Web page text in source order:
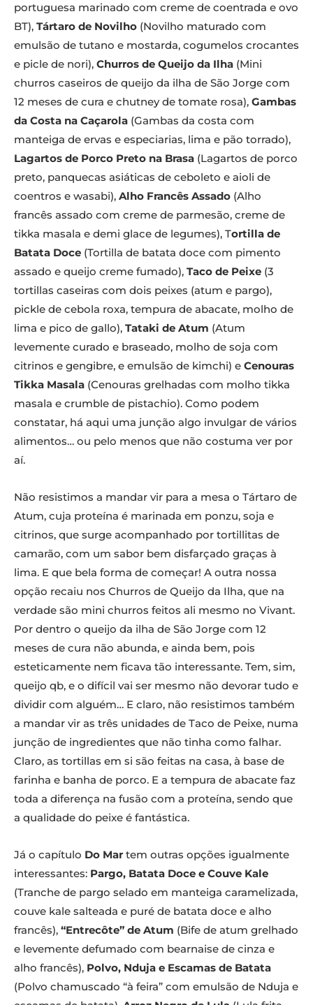
portuguesa marinado com creme de coentrada e ovo
BT), Tártaro de Novilho (Novilho maturado com
emulsão de tutano e mostarda, cogumelos crocantes
e picle de nori), Churros de Queijo da Ilha (Mini
churros caseiros de queijo da ilha de São Jorge com
12 meses de cura e chutney de tomate rosa), Gambas
da Costa na Caçarola (Gambas da costa com
manteiga de ervas e especiarias, lima e pão torrado),
Lagartos de Porco Preto na Brasa (Lagartos de porco
preto, panquecas asiáticas de ceboleto e aioli de
coentros e wasabi), Alho Francês Assado (Alho
francês assado com creme de parmesão, creme de
tikka masala e demi glace de legumes), Tortilla de
Batata Doce (Tortilla de batata doce com pimento
assado e queijo creme fumado), Taco de Peixe (3
tortillas caseiras com dois peixes (atum e pargo),
pickle de cebola roxa, tempura de abacate, molho de
lima e pico de gallo), Tataki de Atum (Atum
levemente curado e braseado, molho de soja com
citrinos e gengibre, e emulsão de kimchi) e Cenouras
Tikka Masala (Cenouras grelhadas com molho tikka
masala e crumble de pistachio). Como podem
constatar, há aqui uma junção algo invulgar de vários
alimentos… ou pelo menos que não costuma ver por
aí.
Não resistimos a mandar vir para a mesa o Tártaro de
Atum, cuja proteína é marinada em ponzu, soja e
citrinos, que surge acompanhado por tortillitas de
camarão, com um sabor bem disfarçado graças à
lima. E que bela forma de começar! A outra nossa
opção recaiu nos Churros de Queijo da Ilha, que na
verdade são mini churros feitos ali mesmo no Vivant.
Por dentro o queijo da ilha de São Jorge com 12
meses de cura não abunda, e ainda bem, pois
esteticamente nem ficava tão interessante. Tem, sim,
queijo qb, e o difícil vai ser mesmo não devorar tudo e
dividir com alguém… E claro, não resistimos também
a mandar vir as três unidades de Taco de Peixe, numa
junção de ingredientes que não tinha como falhar.
Claro, as tortillas em si são feitas na casa, à base de
farinha e banha de porco. E a tempura de abacate faz
toda a diferença na fusão com a proteína, sendo que
a qualidade do peixe é fantástica.
Já o capítulo Do Mar tem outras opções igualmente
interessantes: Pargo, Batata Doce e Couve Kale
(Tranche de pargo selado em manteiga caramelizada,
couve kale salteada e puré de batata doce e alho
francês), “Entrecôte” de Atum (Bife de atum grelhado
e levemente defumado com bearnaise de cinza e
alho francês), Polvo, Nduja e Escamas de Batata
(Polvo chamuscado “à feira” com emulsão de Nduja e